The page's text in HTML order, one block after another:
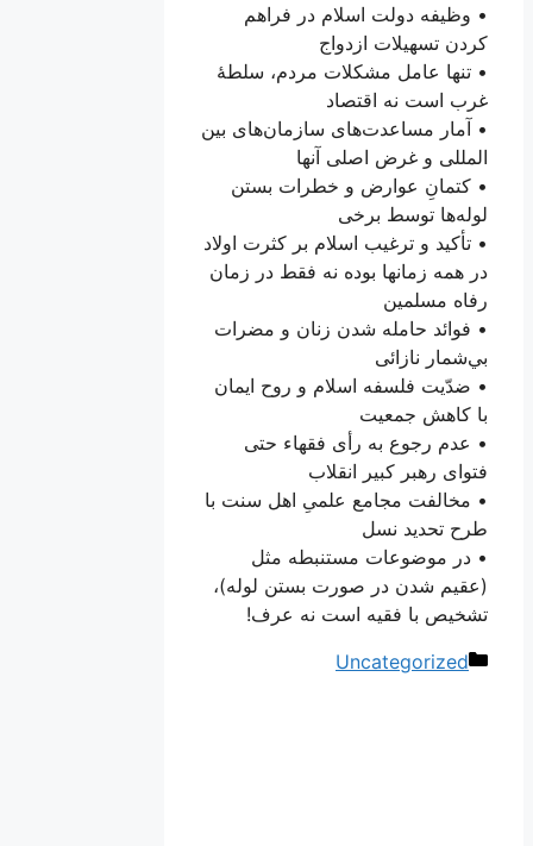
• وظيفه دولت اسلام در فراهم
كردن تسهيلات ازدواج
• تنها عامل مشكلات مردم، سلطۀ
غرب است نه اقتصاد
• آمار مساعدت‌هاى سازمان‌هاى بين
المللى و غرض اصلی آنها
• کتمانِ عوارض و خطرات بستن
لوله‏‌ها توسط برخی
• تأكيد و ترغيب اسلام بر كثرت اولاد
در همه ‌زمانها بوده نه فقط در زمان
رفاه مسلمین
• فوائد حامله شدن زنان و مضرات
بي‌شمار نازائى
• ضدّيت فلسفه اسلام و روح ايمان
با كاهش جمعيت
• عدم رجوع به رأى فقهاء حتى
فتواى رهبر كبير انقلاب
• مخالفت مجامع علمیِ اهل سنت با
طرح تحدید نسل
• در موضوعات مستنبطه مثل
(عقيم شدن در صورت بستن لوله)،
تشخيص با فقيه است نه عرف!
دسته‌ها
Uncategorized